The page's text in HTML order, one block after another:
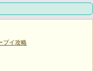
ブイ攻略